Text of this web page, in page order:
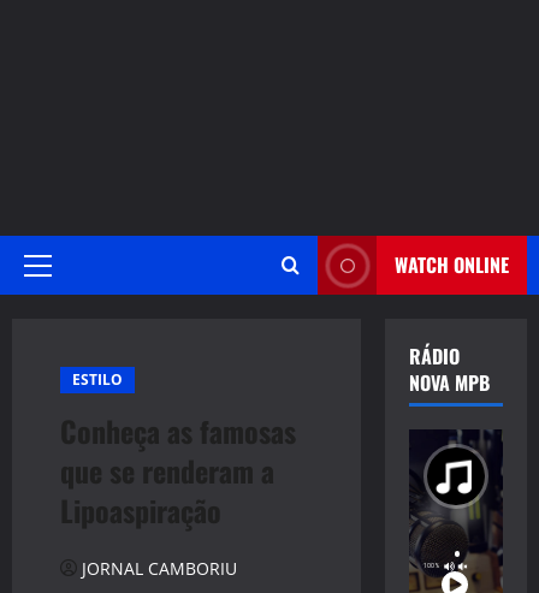
Primary
WATCH ONLINE
ESTILO
Conheça as famosas
que se renderam a
Lipoaspiração
JORNAL CAMBORIU
RÁDIO
NOVA MPB